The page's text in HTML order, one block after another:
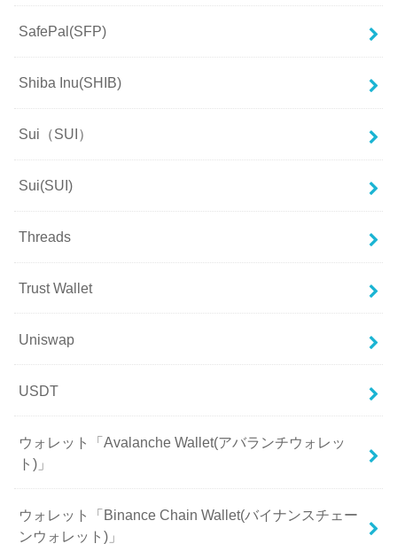
SafePal(SFP)
Shiba Inu(SHIB)
Sui（SUI）
Sui(SUI)
Threads
Trust Wallet
Uniswap
USDT
ウォレット「Avalanche Wallet(アバランチウォレッ
ト)」
ウォレット「Binance Chain Wallet(バイナンスチェー
ンウォレット)」